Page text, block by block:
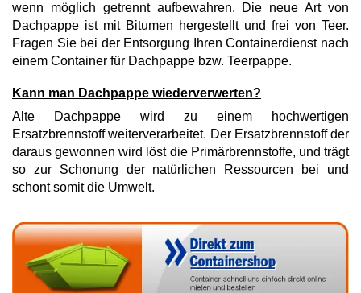
wenn möglich getrennt aufbewahren. Die neue Art von
Dachpappe ist mit Bitumen hergestellt und frei von Teer.
Fragen Sie bei der Entsorgung Ihren Containerdienst nach
einem Container für Dachpappe bzw. Teerpappe.
Kann man Dachpappe wiederverwerten?
Alte Dachpappe wird zu einem hochwertigen
Ersatzbrennstoff weiterverarbeitet. Der Ersatzbrennstoff der
daraus gewonnen wird löst die Primärbrennstoffe, und trägt
so zur Schonung der natürlichen Ressourcen bei und
schont somit die Umwelt.